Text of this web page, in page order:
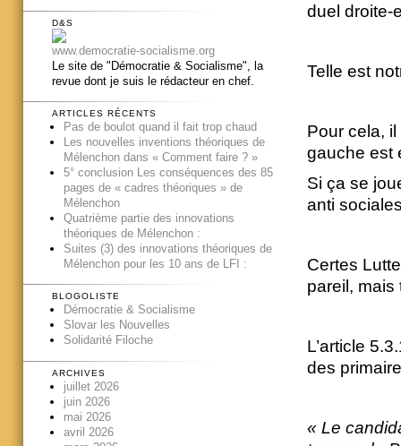
duel droite-
Telle est
Pour cela,
gauche est
Si ça se
anti
Certes
pareil, mais
L’article
des
« Le
D&S
www.democratie-socialisme.org
Le site de "Démocratie & Socialisme", la
revue dont je suis le rédacteur en chef.
ARTICLES RÉCENTS
Pas de boulot quand il fait trop chaud
Les nouvelles inventions théoriques de
Mélenchon dans « Comment faire ? »
5° conclusion Les conséquences des 85
pages de « cadres théoriques » de
Mélenchon
Quatrième partie des innovations
théoriques de Mélenchon :
Suites (3) des innovations théoriques de
Mélenchon pour les 10 ans de LFI :
BLOGOLISTE
Démocratie & Socialisme
Slovar les Nouvelles
Solidarité Filoche
ARCHIVES
juillet 2026
juin 2026
mai 2026
avril 2026